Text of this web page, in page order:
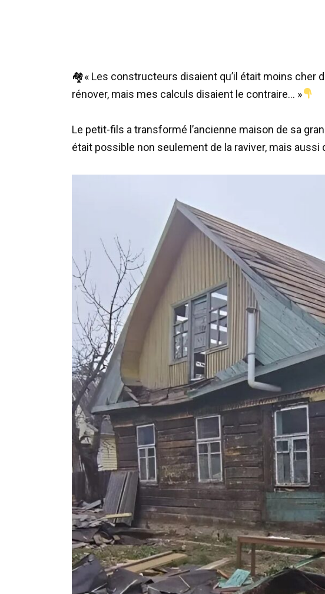
🏘« Les constructeurs disaient qu’il était moins cher
rénover, mais mes calculs disaient le contraire… »
Le petit-fils a transformé l’ancienne maison de sa
était possible non seulement de la raviver, mais aussi